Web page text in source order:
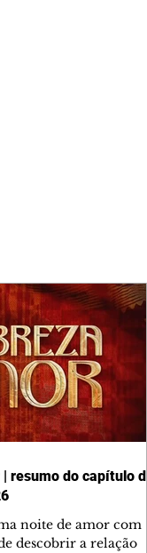
resumo do capítulo de
noite de amor com
descobrir a relação